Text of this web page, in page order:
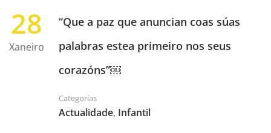
28
Xaneiro
“Que a paz que anuncian coas súas
palabras estea primeiro nos seus
corazóns”￼
Categorías
Actualidade, Infantil